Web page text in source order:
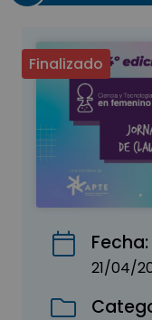
Finalizado
Fecha:
21/04/